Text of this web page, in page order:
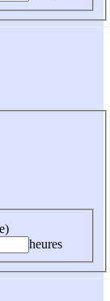
heures